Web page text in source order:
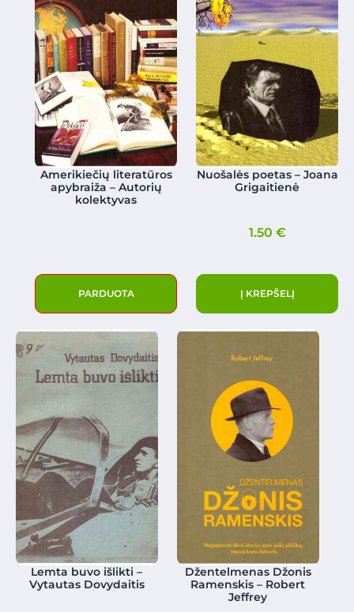
Amerikiečių literatūros
apybraiža – Autorių
kolektyvas
PARDUOTA
Nuošalės poetas – Joana
Grigaitienė
1.50 €
Į KREPŠELĮ
Lemta buvo išlikti –
Vytautas Dovydaitis
Džentelmenas Džonis
Ramenskis – Robert
Jeffrey